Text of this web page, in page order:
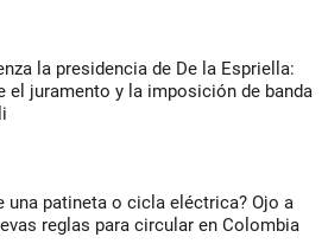
la presidencia de De la Espriella:
el juramento y la imposición de banda
una patineta o cicla eléctrica? Ojo a
reglas para circular en Colombia